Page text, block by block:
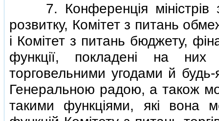
7. Конференцiя мiнiстрiв
розвитку, Комiтет з питань
i Комiтет з питань бюджету,
функцiї, покладенi на них
торговельними угодами й
Генеральною радою, а також
такими функцiями, якi вона